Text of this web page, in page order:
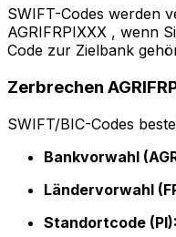
SWIFT-Codes werden
AGRIFRPIXXX , wenn
Code zur Zielbank
Zerbrechen
SWIFT/BIC-Codes
Bankvorwahl
Ländervorwahl
Standortcode (PI):